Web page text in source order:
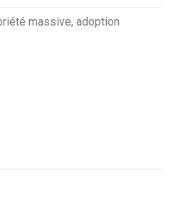
massive, adoption